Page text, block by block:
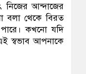
নিজের আন্দাজের
বলা থেকে বিরত
কখনো যদি
স্বভাব আপনাকে